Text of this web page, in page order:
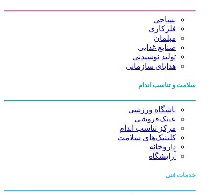
نساجی
فلزکاری
مبلمان
صنایع غذایی
تولید نوشیدنی
هدایای سازمانی
سلامت و تناسب اندام
باشگاه ورزشی
عینک‌فروشی
مرکز تناسب اندام
کلینیک‌های سلامت
داروخانه
آرایشگاه
خدمات فنی